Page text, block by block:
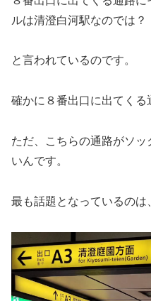
ルは清澄白河駅なのでは？
と言われているのです。
確かに８番出口に出てくる
ただ、こちらの通路がソ
いんです。
最も話題となっているのは